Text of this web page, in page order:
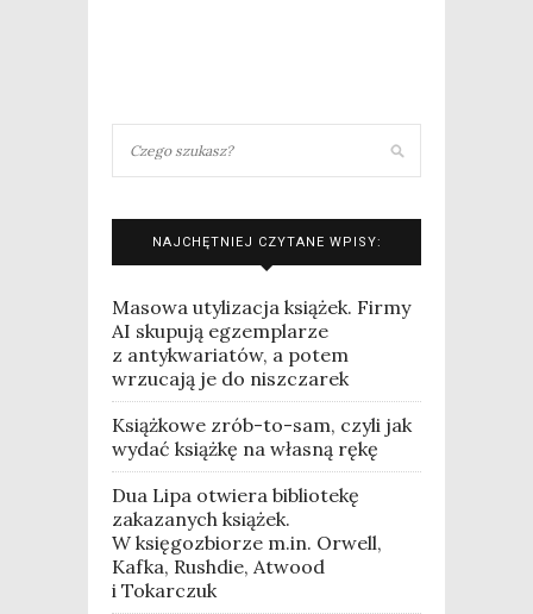
NAJCHĘTNIEJ CZYTANE WPISY:
Masowa utylizacja książek. Firmy
AI skupują egzemplarze
z antykwariatów, a potem
wrzucają je do niszczarek
Książkowe zrób-to-sam, czyli jak
wydać książkę na własną rękę
Dua Lipa otwiera bibliotekę
zakazanych książek.
W księgozbiorze m.in. Orwell,
Kafka, Rushdie, Atwood
i Tokarczuk